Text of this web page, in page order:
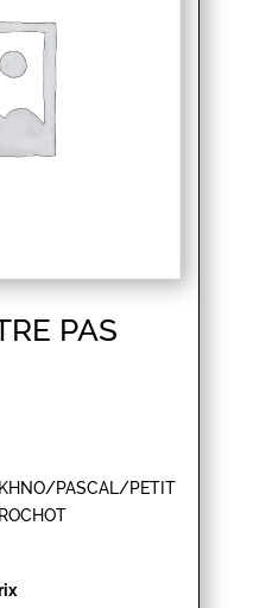
PAS
PASCAL/PETIT